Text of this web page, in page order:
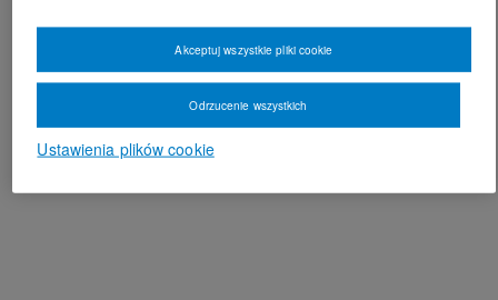
Ustawienia plików cookie
Odrzucenie wszystkich
Akceptuj wszystkie pliki cookie